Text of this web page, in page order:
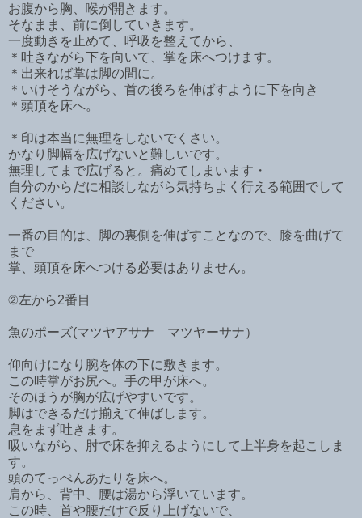
お腹から胸、喉が開きます。
そなまま、前に倒していきます。
一度動きを止めて、呼吸を整えてから、
＊吐きながら下を向いて、掌を床へつけます。
＊出来れば掌は脚の間に。
＊いけそうながら、首の後ろを伸ばすように下を向き
＊頭頂を床へ。
＊印は本当に無理をしないでくさい。
かなり脚幅を広げないと難しいです。
無理してまで広げると。痛めてしまいます・
自分のからだに相談しながら気持ちよく行える範囲でして
ください。
一番の目的は、脚の裏側を伸ばすことなので、膝を曲げて
まで
掌、頭頂を床へつける必要はありません。
②左から2番目
魚のポーズ(マツヤアサナ マツヤーサナ）
仰向けになり腕を体の下に敷きます。
この時掌がお尻へ。手の甲が床へ。
そのほうが胸が広げやすいです。
脚はできるだけ揃えて伸ばします。
息をまず吐きます。
吸いながら、肘で床を抑えるようにして上半身を起こしま
す。
頭のてっぺんあたりを床へ。
肩から、背中、腰は湯から浮いています。
この時、首や腰だけで反り上げないで、